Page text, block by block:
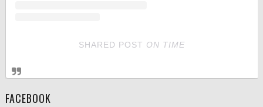
SHARED POST ON TIME
FACEBOOK